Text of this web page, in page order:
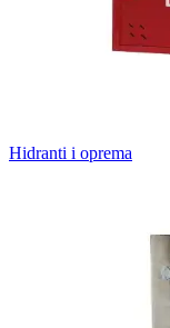
Hidranti i oprema